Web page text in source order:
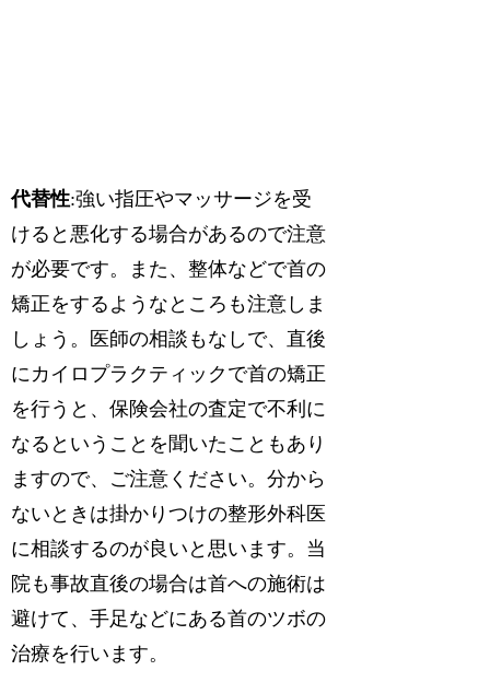
代替性:強い指圧やマッサージを受
けると悪化する場合があるので注意
が必要です。また、整体などで首の
矯正をするようなところも注意しま
しょう。医師の相談もなしで、直後
にカイロプラクティックで首の矯正
を行うと、保険会社の査定で不利に
なるということを聞いたこともあり
ますので、ご注意ください。分から
ないときは掛かりつけの整形外科医
に相談するのが良いと思います。当
院も事故直後の場合は首への施術は
避けて、手足などにある首のツボの
治療を行います。